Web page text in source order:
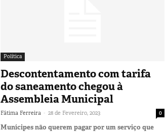
Política
Descontentamento com tarifa
do saneamento chegou à
Assembleia Municipal
Fátima Ferreira - 28 de Fevereiro, 2023 0
Munícipes não querem pagar por um serviço que